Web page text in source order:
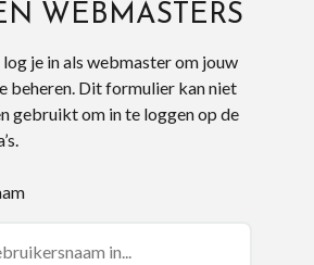
WEBMASTERS
je in als webmaster om jouw
beheren. Dit formulier kan niet
gebruikt om in te loggen op de